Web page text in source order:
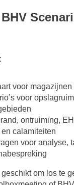
voor
voor
ontruiming,
calamiteiten
voor analyse,
om los te